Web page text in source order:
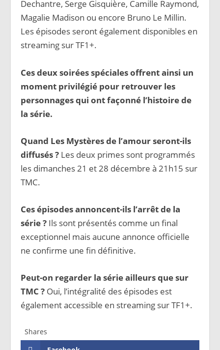
Dechantre, Serge Gisquière, Camille Raymond,
Magalie Madison ou encore Bruno Le Millin.
Les épisodes seront également disponibles en
streaming sur TF1+.
Ces deux soirées spéciales offrent ainsi un
moment privilégié pour retrouver les
personnages qui ont façonné l’histoire de
la série.
Quand Les Mystères de l’amour seront-ils
diffusés ? Les deux primes sont programmés
les dimanches 21 et 28 décembre à 21h15 sur
TMC.
Ces épisodes annoncent-ils l’arrêt de la
série ? Ils sont présentés comme un final
exceptionnel mais aucune annonce officielle
ne confirme une fin définitive.
Peut-on regarder la série ailleurs que sur
TMC ? Oui, l’intégralité des épisodes est
également accessible en streaming sur TF1+.
Shares